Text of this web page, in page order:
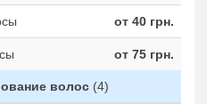
от 40 грн.
от 75 грн.
волос (4)